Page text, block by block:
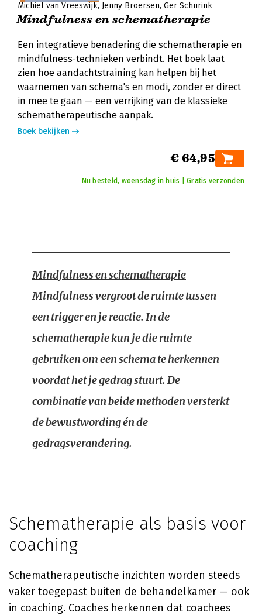
Michiel van Vreeswijk Jenny Broersen Ger Schurink
Mindfulness en schematherapie
Een integratieve benadering die schematherapie en
mindfulness-technieken verbindt. Het boek laat
zien hoe aandachtstraining kan helpen bij het
waarnemen van schema's en modi, zonder er direct
in mee te gaan — een verrijking van de klassieke
schematherapeutische aanpak.
Boek bekijken
€ 64,95
Nu besteld, woensdag in huis | Gratis verzonden
Mindfulness en schematherapie
Mindfulness vergroot de ruimte tussen
een trigger en je reactie. In de
schematherapie kun je die ruimte
gebruiken om een schema te herkennen
voordat het je gedrag stuurt. De
combinatie van beide methoden versterkt
de bewustwording én de
gedragsverandering.
Schematherapie als basis voor
coaching
Schematherapeutische inzichten worden steeds
vaker toegepast buiten de behandelkamer — ook
in coaching. Coaches herkennen dat coachees